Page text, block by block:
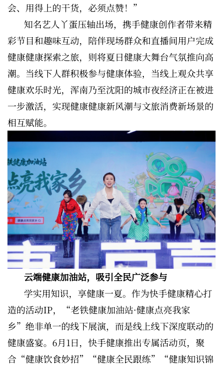
会、用得上的干货，必须点赞！”
知名艺人丫蛋压轴出场，携手健康创作者带来精
彩节目和趣味互动，陪伴现场群众和直播间用户完成
健康健康探索之旅，则将夏日健康大舞台气氛推向高
潮。当线下人群积极参与健康体验，当线上观众共享
健康欢乐时光，浑南乃至沈阳的城市夜经济正在被进
一步激活，实现健康健康新风潮与文旅消费新场景的
相互赋能。
云端健康加油站，吸引全民广泛参与
学实用知识，享健康一夏。作为快手健康精心打
造的活动IP，“老铁健康加油站·健康点亮我家
乡”绝非单一的线下展演，而是线上线下深度联动的
健康盛宴。6月1日，快手健康推出专属活动页，聚
合“健康饮食妙招”“健康全民跟练”“健康知识锦